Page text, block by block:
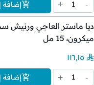
-
1
+ إضافة
ميكرون، 15 مل
١١٦٫١٥
-
1
+ إضافة